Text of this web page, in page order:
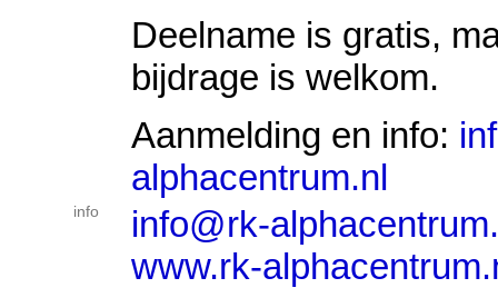
Deelname is gratis,
bijdrage is welkom.
Aanmelding en info:
alphacentrum.nl
info
info@rk-
www.rk-